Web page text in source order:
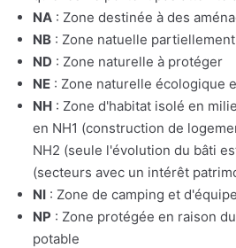
NA : Zone destinée à des
NB : Zone natuelle
ND : Zone naturelle à protéger
NE : Zone naturelle écologique
NH : Zone d'habitat isolé en
en NH1 (construction de
NH2 (seule l'évolution du bâti
(secteurs avec un intérêt
NI : Zone de camping et
NP : Zone protégée en raison
potable